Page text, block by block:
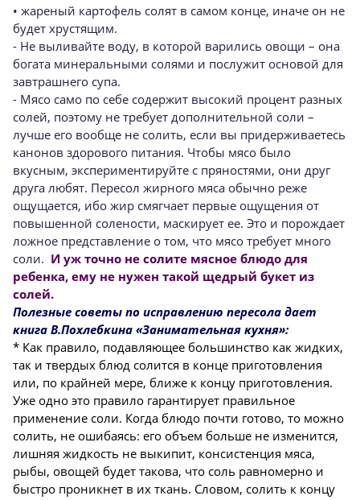
• жареный картофель солят в самом конце, иначе он не
будет хрустящим.
- Не выливайте воду, в которой варились овощи – она
богата минеральными солями и послужит основой для
завтрашнего супа.
- Мясо само по себе содержит высокий процент разных
солей, поэтому не требует дополнительной соли –
лучше его вообще не солить, если вы придерживаетесь
канонов здорового питания. Чтобы мясо было
вкусным, экспериментируйте с пряностями, они друг
друга любят. Пересол жирного мяса обычно реже
ощущается, ибо жир смягчает первые ощущения от
повышенной солености, маскирует ее. Это и порождает
ложное представление о том, что мясо требует много
соли. И уж точно не солите мясное блюдо для
ребенка, ему не нужен такой щедрый букет из
солей.
Полезные советы по исправлению пересола дает
книга В.Похлебкина «Занимательная кухня»:
* Как правило, подавляющее большинство как жидких,
так и твердых блюд солится в конце приготовления
или, по крайней мере, ближе к концу приготовления.
Уже одно это правило гарантирует правильное
применение соли. Когда блюдо почти готово, то можно
солить, не ошибаясь: его объем больше не изменится,
лишняя жидкость не выкипит, консистенция мяса,
рыбы, овощей будет такова, что соль равномерно и
быстро проникнет в их ткань. Словом, солить к концу